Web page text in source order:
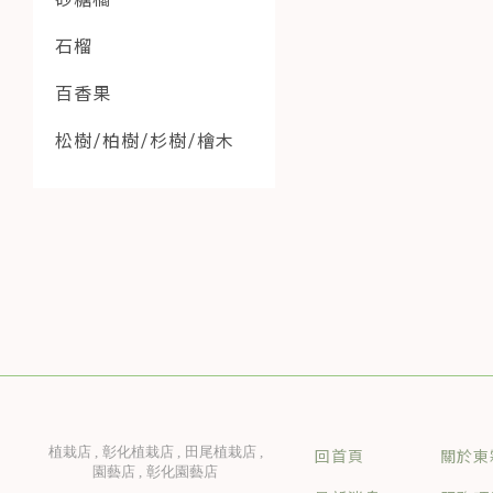
石榴
百香果
松樹/柏樹/杉樹/檜木
回首頁
關於
植栽店 彰化植栽店
田尾植栽店
園藝店
彰化園藝店